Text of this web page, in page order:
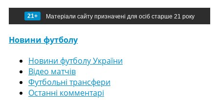
21+ Матеріали сайту призначені для осіб старше 21 року
Новини футболу
Новини футболу України
Відео матчів
Футбольні трансфери
Останні комментарі